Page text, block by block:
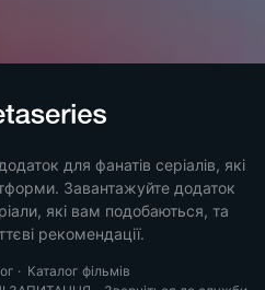
для фанатів серіалів, які
Завантажуйте додаток
які вам подобаються, та
рекомендації.
· Каталог фільмів